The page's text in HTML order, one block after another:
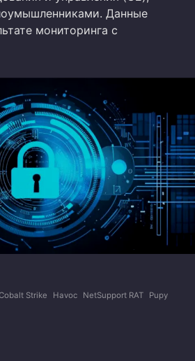
Данные
мониторинга с
Strike Havoc NetSupport RAT
Pupy